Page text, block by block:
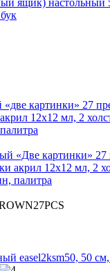
картинки» 27
12x12 мл, 2
easel2ksm50, 50